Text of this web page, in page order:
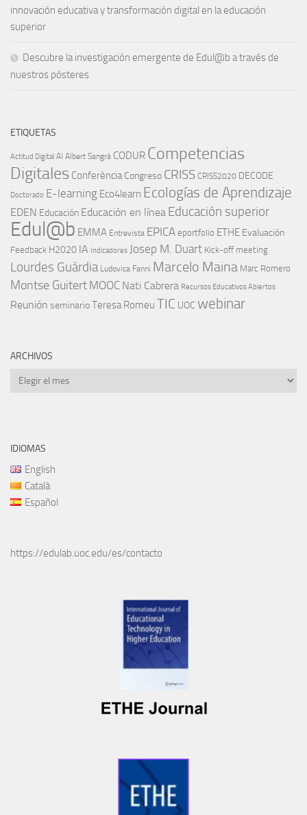
innovación educativa y transformación digital en la educación
superior
Descubre la investigación emergente de Edul@b a través de
nuestros pósteres
ETIQUETAS
Actitud Digital AI Albert Sangrà CODUR Competencias
Digitales Conferència Congreso CRISS CRISS2020 DECODE
Doctorado E-learning Eco4learn Ecologías de Aprendizaje
EDEN Educación Educación en línea Educación superior
Edul@b EMMA Entrevista EPICA eportfolio ETHE Evaluación
Feedback H2020 IA Indicadores Josep M. Duart Kick-off meeting
Lourdes Guàrdia Ludovica Fanni Marcelo Maina Marc Romero
Montse Guitert MOOC Nati Cabrera Recursos Educativos Abiertos
Reunión seminarioTeresa Romeu TIC UOC webinar
ARCHIVOS
Archivos
IDIOMAS
English
Català
Español
https://edulab.uoc.edu/es/contacto